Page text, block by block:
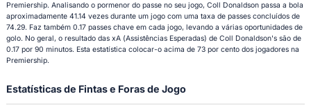
Premiership. Analisando o pormenor do passe no seu jogo, Coll Donaldson passa a bola
aproximadamente 41.14 vezes durante um jogo com uma taxa de passes concluídos de
74.29. Faz também 0.17 passes chave em cada jogo, levando a várias oportunidades de
golo. No geral, o resultado das xA (Assistências Esperadas) de Coll Donaldson's são de
0.17 por 90 minutos. Esta estatística colocar-o acima de 73 por cento dos jogadores na
Premiership.
Estatísticas de Fintas e Foras de Jogo